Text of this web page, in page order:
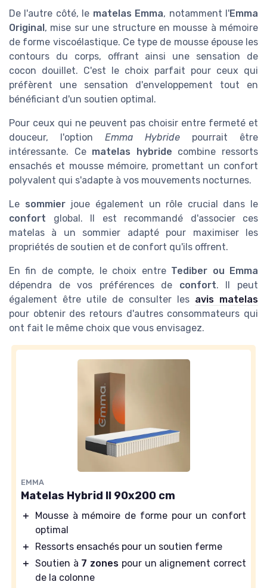
De l'autre côté, le matelas Emma, notamment l'Emma
Original , mise sur une structure en mousse à mémoire
de forme viscoélastique. Ce type de mousse épouse les
contours du corps, offrant ainsi une sensation de
cocon douillet. C'est le choix parfait pour ceux qui
préfèrent une sensation d'enveloppement tout en
bénéficiant d'un soutien optimal.
Pour ceux qui ne peuvent pas choisir entre fermeté et
douceur, l'option Emma Hybride pourrait être
intéressante. Ce matelas hybride combine ressorts
ensachés et mousse mémoire, promettant un confort
polyvalent qui s'adapte à vos mouvements nocturnes.
Le sommierjoue également un rôle crucial dans le
confort global. Il est recommandé d'associer ces
matelas à un sommier adapté pour maximiser les
propriétés de soutien et de confort qu'ils offrent.
En fin de compte, le choix entre Tediber ou Emma
dépendra de vos préférences de confort. Il peut
également être utile de consulter les avis matelas
pour obtenir des retours d'autres consommateurs qui
ont fait le même choix que vous envisagez.
EMMA
Matelas Hybrid II 90x200 cm
＋
Mousse à mémoire de forme pour un confort
optimal
＋
Ressorts ensachés pour un soutien ferme
＋ Soutien à 7 zones pour un alignement correct
de la colonne